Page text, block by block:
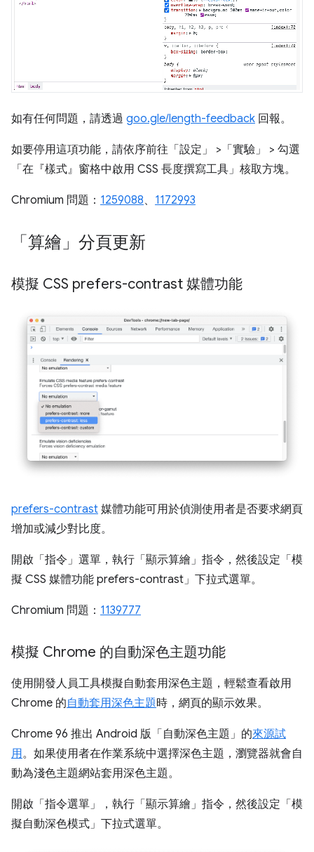
如有任何問題，請透過 goo.gle/length-feedback 回報。
如要停用這項功能，請依序前往「設定」 >「實驗」
> 勾選
「在『樣式』窗格中啟用 CSS 長度撰寫工具」 核取方塊。
Chromium 問題： 1259088、 1172993
「算繪」分頁更新
模擬 CSS prefers-contrast 媒體功能
prefers-contrast 媒體功能可用於偵測使用者是否要求網頁
增加或減少對比度。
開啟「指令」選單 ，執行「顯示算繪」 指令，然後設定「模
擬 CSS 媒體功能 prefers-contrast」 下拉式選單。
Chromium 問題： 1139777
模擬 Chrome 的自動深色主題功能
使用開發人員工具模擬自動套用深色主題，輕鬆查看啟用
Chrome 的自動套用深色主題時，網頁的顯示效果。
Chrome 96 推出 Android 版「自動深色主題」的來源試
用。 如果使用者在作業系統中選擇深色主題，瀏覽器就會自
動為淺色主題網站套用深色主題。
開啟「指令選單」 ，執行「顯示算繪」 指令，然後設定「模
擬自動深色模式」 下拉式選單。